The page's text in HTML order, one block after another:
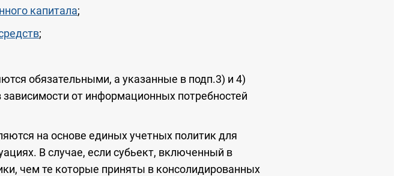
капитала;
;
обязательными, а указанные в подп.3) и 4)
от информационных потребностей
на основе единых учетных политик для
В случае, если субьект, включенный в
чем те которые приняты в консолидированных